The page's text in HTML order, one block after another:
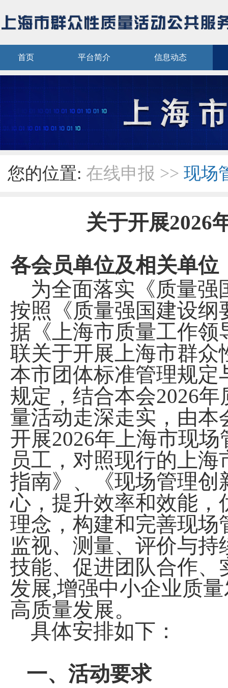
首页 平台简介 信息动态
您的位置: 在线申报 >> 现场
关于开展2026
各会员单位及相关单位
为全面落实《质量
按照《质量强国建设
据《上海市质量工作
联关于开展上海市群
本市团体标准管理规
规定，结合本会2026
量活动走深走实，由
开展2026年上海市现
员工，对照现行的上
指南》、《现场管理创
心，提升效率和效能，
理念，构建和完善现
监视、测量、评价与
技能、促进团队合作
发展,增强中小企业质
高质量发展。
具体安排如下：
一、活动要求